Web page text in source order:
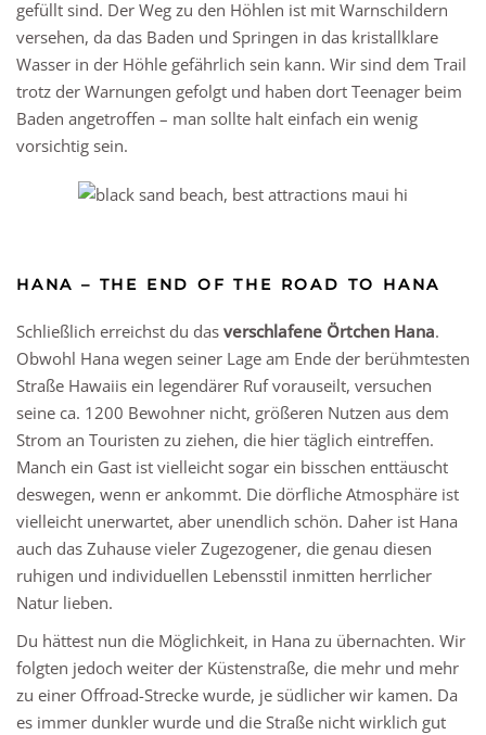
gefüllt sind. Der Weg zu den Höhlen ist mit Warnschildern
versehen, da das Baden und Springen in das kristallklare
Wasser in der Höhle gefährlich sein kann. Wir sind dem Trail
trotz der Warnungen gefolgt und haben dort Teenager beim
Baden angetroffen – man sollte halt einfach ein wenig
vorsichtig sein.
HANA – THE END OF THE ROAD TO HANA
Schließlich erreichst du das verschlafene Örtchen Hana.
Obwohl Hana wegen seiner Lage am Ende der berühmtesten
Straße Hawaiis ein legendärer Ruf vorauseilt, versuchen
seine ca. 1200 Bewohner nicht, größeren Nutzen aus dem
Strom an Touristen zu ziehen, die hier täglich eintreffen.
Manch ein Gast ist vielleicht sogar ein bisschen enttäuscht
deswegen, wenn er ankommt. Die dörfliche Atmosphäre ist
vielleicht unerwartet, aber unendlich schön. Daher ist Hana
auch das Zuhause vieler Zugezogener, die genau diesen
ruhigen und individuellen Lebensstil inmitten herrlicher
Natur lieben.
Du hättest nun die Möglichkeit, in Hana zu übernachten. Wir
folgten jedoch weiter der Küstenstraße, die mehr und mehr
zu einer Offroad-Strecke wurde, je südlicher wir kamen. Da
es immer dunkler wurde und die Straße nicht wirklich gut